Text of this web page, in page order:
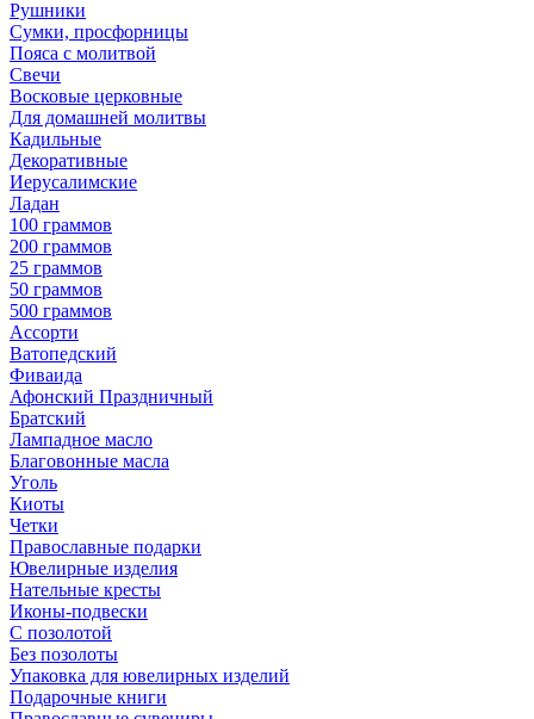
Рушники
Сумки, просфорницы
Пояса с молитвой
Свечи
Восковые церковные
Для домашней молитвы
Кадильные
Декоративные
Иерусалимские
Ладан
100 граммов
200 граммов
25 граммов
50 граммов
500 граммов
Ассорти
Ватопедский
Фиваида
Афонский Праздничный
Братский
Лампадное масло
Благовонные масла
Уголь
Киоты
Четки
Православные подарки
Ювелирные изделия
Нательные кресты
Иконы-подвески
С позолотой
Без позолоты
Упаковка для ювелирных изделий
Подарочные книги